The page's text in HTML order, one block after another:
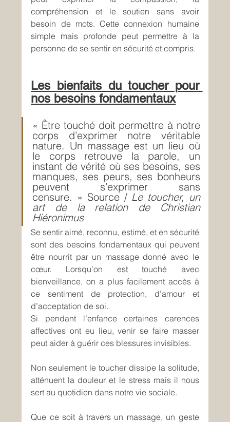
compréhension et le soutien sans avoir
besoin de mots. Cette connexion humaine
simple mais profonde peut permettre à la
personne de se sentir en sécurité et compris.
Les bienfaits du toucher pour
nos besoins fondamentaux
« Être touché doit permettre à notre
corps d’exprimer notre véritable
nature. Un massage est un lieu où
le corps retrouve la parole, un
instant de vérité où ses besoins, ses
manques, ses peurs, ses bonheurs
peuvent s’exprimer sans
censure. » Source / Le toucher, un
art de la relation de Christian
Hiéronimus
Se sentir aimé, reconnu, estimé, et en sécurité
sont des besoins fondamentaux qui peuvent
être nourrit par un massage donné avec le
cœur. Lorsqu’on est touché avec
bienveillance, on a plus facilement accès à
ce sentiment de protection, d’amour et
d’acceptation de soi.
Si pendant l’enfance certaines carences
affectives ont eu lieu, venir se faire masser
peut aider à guérir ces blessures invisibles.
Non seulement le toucher dissipe la solitude,
atténuent la douleur et le stress mais il nous
sert au quotidien dans notre vie sociale.
Que ce soit à travers un massage, un geste